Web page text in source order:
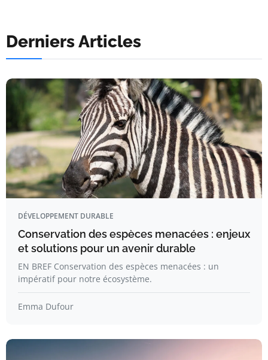
Derniers Articles
DÉVELOPPEMENT DURABLE
Conservation des espèces menacées : enjeux
et solutions pour un avenir durable
EN BREF Conservation des espèces menacées : un
impératif pour notre écosystème.
Emma Dufour